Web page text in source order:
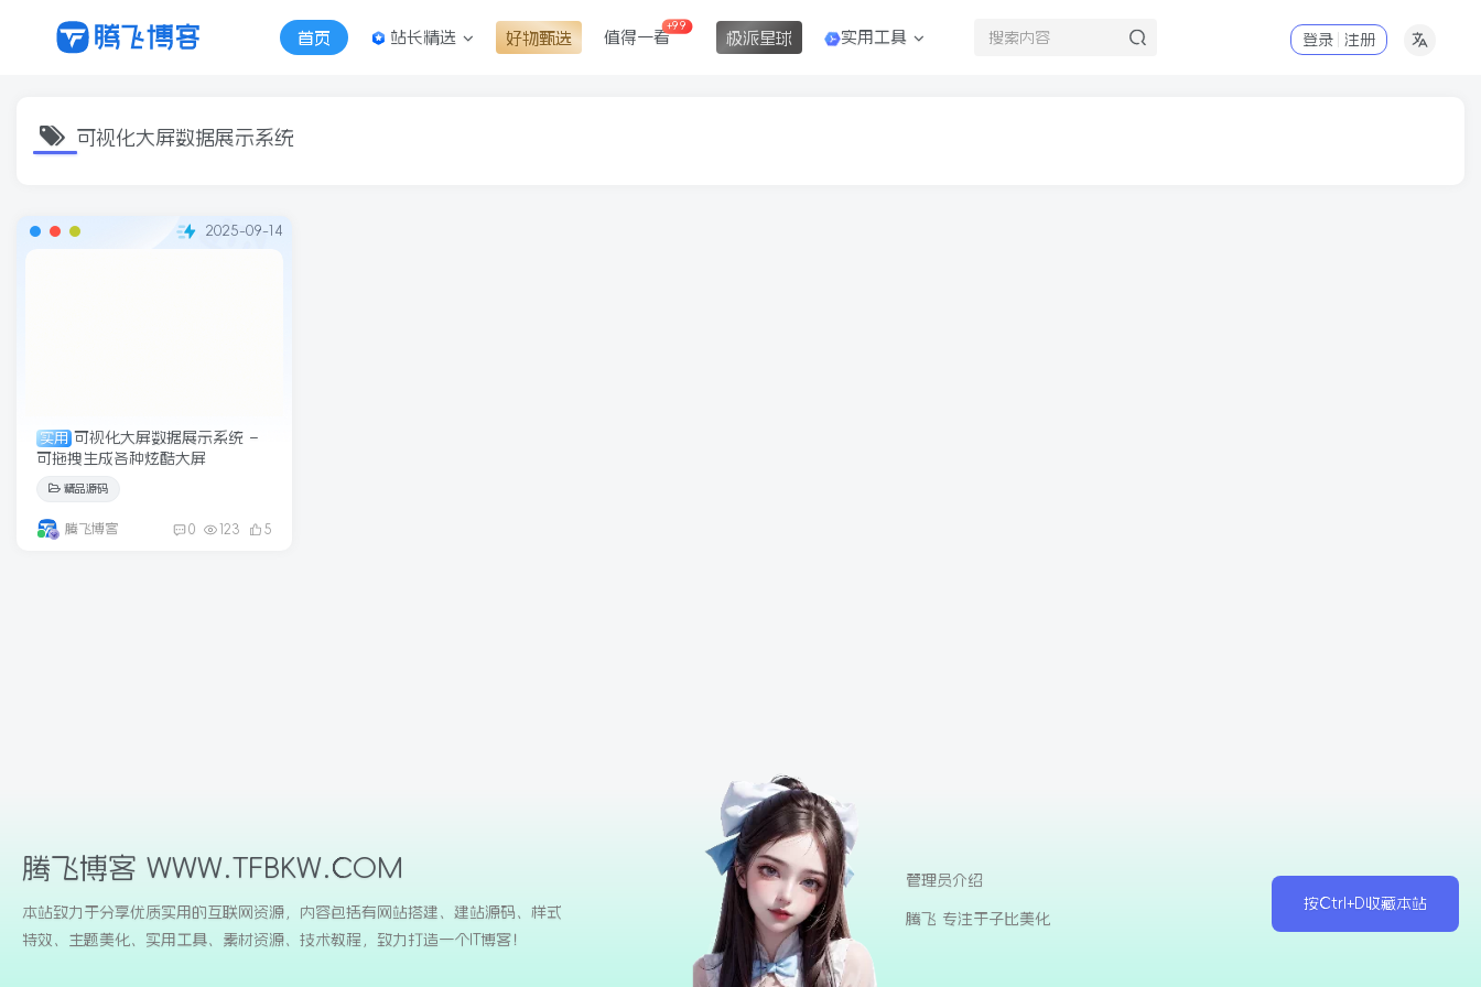
首页 站长精选 好物甄选 值得一看
+99
极派星球 实用工具 登录 注册
可视化大屏数据展示系统
2025-09-14
实用 可视化大屏数据展示系统 –
可拖拽生成各种炫酷大屏
精品源码
腾飞博客 0 123 5
腾飞博客 WWW.TFBKW.COM
本站致力于分享优质实用的互联网资源，内容包括有网站搭建、建站源码、样式
特效、主题美化、实用工具、素材资源、技术教程，致力打造一个IT博客！
按Ctrl+D收藏本站
管理员介绍
腾飞 专注于子比美化